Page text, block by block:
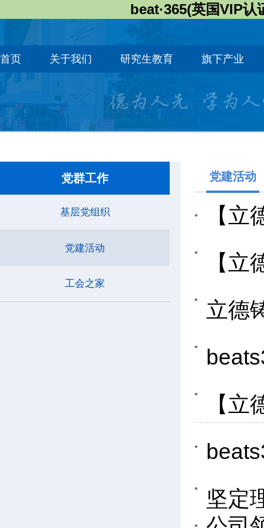
beat·365(英国VIP
首页 关于我们 研究生教育 旗下产业
党群工作
基层党组织
党建活动
工会之家
党建活动
【
【
立德
【
坚定